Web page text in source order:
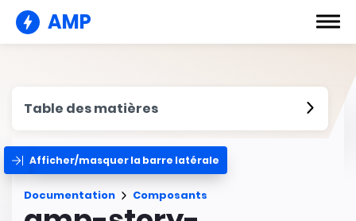
AMP
Table des matières
Afficher/masquer la barre latérale
Documentation Composants